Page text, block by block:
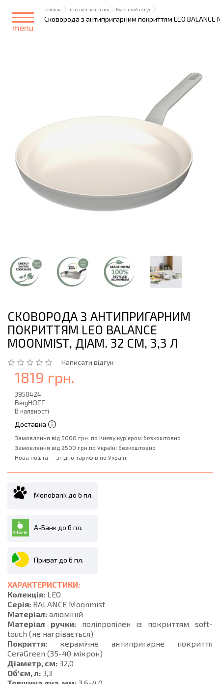
menu
Головна Інтернет-магазин Кухонний посуд
Сковорода з антипригарним покриттям LEO BALANCE
СКОВОРОДА З АНТИПРИГАРНИМ
ПОКРИТТЯМ LEO BALANCE
MOONMIST, ДІАМ. 32 СМ, 3,3 Л
Написати відгук
1819 грн.
3950424
BergHOFF
В наявності
Доставка
Замовлення від 5000 грн. по Києву кур'єром безкоштовно
Замовлення від 2500 грн.по Україні безкоштовно
Нова пошта — згідно тарифів по Україні
Monobank до 6 пл.
А-Банк до 6 пл.
Приват до 6 пл.
ХАРАКТЕРИСТИКИ:
Колекція: LEO
Серія: BALANCE Moonmist
Матеріал: алюміній
Матеріал ручки:поліпропілен із покриттям soft-
touch (не нагрівається)
Покриття: керамічне антипригарне покриття
CeraGreen (35-40 мікрон)
Діаметр, см: 32,0
Об'єм, л: 3,3